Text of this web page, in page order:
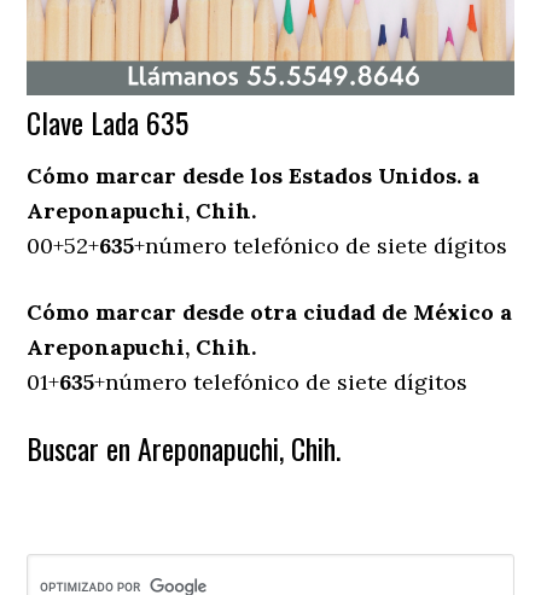
Clave Lada 635
Cómo marcar desde los Estados Unidos. a
Areponapuchi, Chih.
00+52+635+número telefónico de siete dígitos
Cómo marcar desde otra ciudad de México a
Areponapuchi, Chih.
01+635+número telefónico de siete dígitos
Buscar en Areponapuchi, Chih.